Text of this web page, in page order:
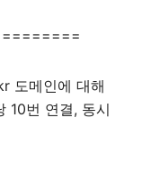
도메인에 대해
10번 연결, 동시